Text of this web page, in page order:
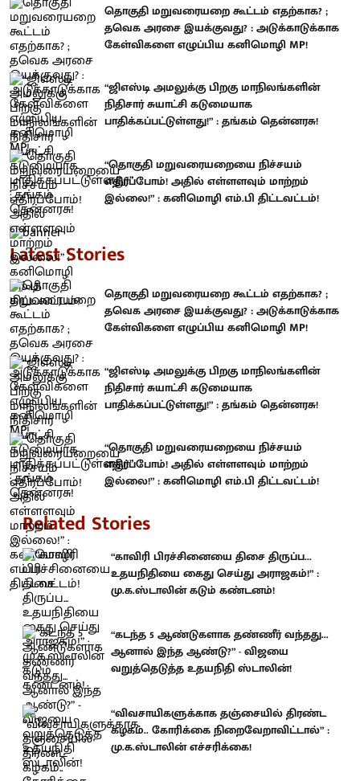
தொகுதி மறுவரையறை கூட்டம் எதற்காக? ;
தவெக அரசை இயக்குவது? : அடுக்காடுக்காக
கேள்விகளை எழுப்பிய கனிமொழி MP!
“ஜிஎஸ்டி அமலுக்கு பிறகு மாநிலங்களின்
நிதிசார் சுயாட்சி கடுமையாக
பாதிக்கப்பட்டுள்ளது!” : தங்கம் தென்னரசு!
“தொகுதி மறுவரையறையை நிச்சயம்
எதிர்ப்போம்! அதில் எள்ளளவும் மாற்றம்
இல்லை!” : கனிமொழி எம்.பி திட்டவட்டம்!
Latest Stories
தொகுதி மறுவரையறை கூட்டம் எதற்காக? ;
தவெக அரசை இயக்குவது? : அடுக்காடுக்காக
கேள்விகளை எழுப்பிய கனிமொழி MP!
“ஜிஎஸ்டி அமலுக்கு பிறகு மாநிலங்களின்
நிதிசார் சுயாட்சி கடுமையாக
பாதிக்கப்பட்டுள்ளது!” : தங்கம் தென்னரசு!
“தொகுதி மறுவரையறையை நிச்சயம்
எதிர்ப்போம்! அதில் எள்ளளவும் மாற்றம்
இல்லை!” : கனிமொழி எம்.பி திட்டவட்டம்!
Related Stories
“காவிரி பிரச்சினையை திசை திருப்ப...
உதயநிதியை கைது செய்து அராஜகம்!” :
மு.க.ஸ்டாலின் கடும் கண்டனம்!
“கடந்த 5 ஆண்டுகளாக தண்ணீர் வந்தது...
ஆனால் இந்த ஆண்டு?” - விஜயை
வறுத்தெடுத்த உதயநிதி ஸ்டாலின்!
“விவசாயிகளுக்காக தஞ்சையில் திரண்ட
கழகம்.. கோரிக்கை நிறைவேறாவிட்டால்” :
மு.க.ஸ்டாலின் எச்சரிக்கை!